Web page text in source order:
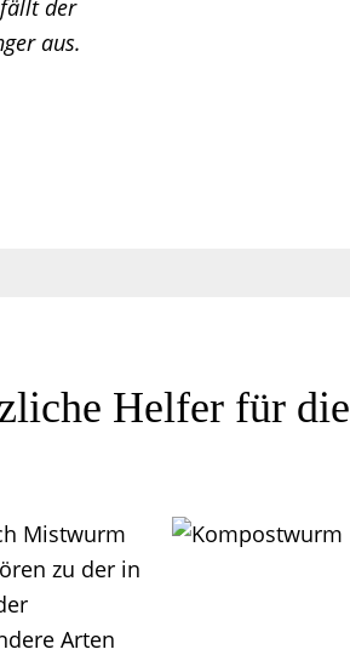
der
aus.
Helfer für die
Mistwurm
zu der in
Arten